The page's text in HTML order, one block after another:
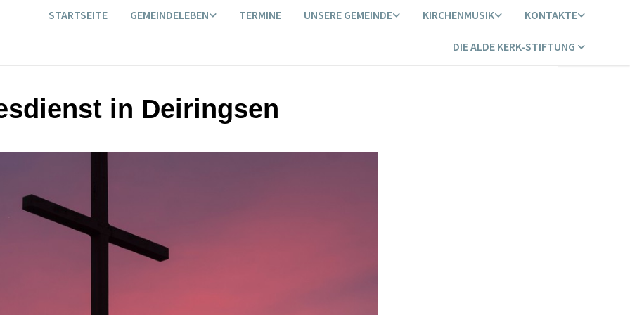
STARTSEITE GEMEINDELEBEN TERMINE UNSERE GEMEINDE KIRCHENMUSIK KONTAKTE
DIE ALDE KERK-STIFTUNG
in Deiringsen